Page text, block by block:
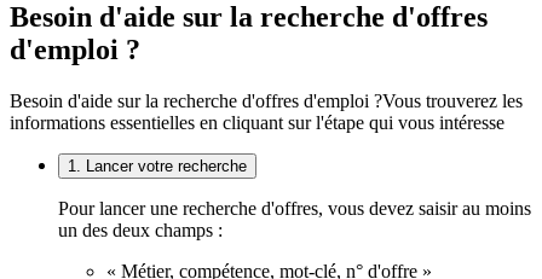
Besoin d'aide sur la recherche d'offres
d'emploi ?
Besoin d'aide sur la recherche d'offres d'emploi ?Vous trouverez les
informations essentielles en cliquant sur l'étape qui vous intéresse
1. Lancer votre recherche
Pour lancer une recherche d'offres, vous devez saisir au moins
un des deux champs :
« Métier, compétence, mot-clé, n° d'offre »